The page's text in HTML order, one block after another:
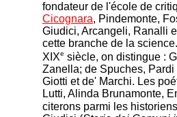
fondateur de l'école de
Cicognara, Pindemonte,
Giudici, Arcangeli, Ranalli
cette branche de la
XIXe siècle, on distingue :
Zanella; de Spuches,
Giotti et de' Marchi. Les
Lutti, Alinda Brunamonte,
citerons parmi les